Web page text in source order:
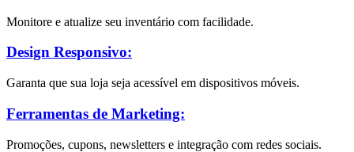
Monitore e atualize seu inventário com facilidade.
Design Responsivo:
Garanta que sua loja seja acessível em dispositivos móveis.
Ferramentas de Marketing:
Promoções, cupons, newsletters e integração com redes sociais.